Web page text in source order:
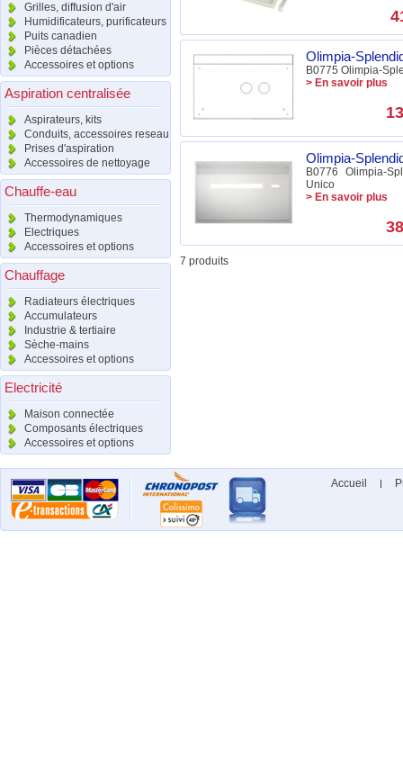
Grilles, diffusion d'air
Humidificateurs, purificateurs
Puits canadien
Pièces détachées
Accessoires et options
Aspiration centralisée
Aspirateurs, kits
Conduits, accessoires reseau
Prises d'aspiration
Accessoires de nettoyage
Chauffe-eau
Thermodynamiques
Electriques
Accessoires et options
Chauffage
Radiateurs électriques
Accumulateurs
Industrie & tertiaire
Sèche-mains
Accessoires et options
Electricité
Maison connectée
Composants électriques
Accessoires et options
Olimpia-
B0775 Olimpia-
> En savoir plus
Olimpia-
B0776 Olimpia-
Unico
> En savoir plus
7 produits
Accueil